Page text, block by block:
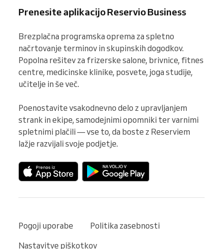
Prenesite aplikacijo Reservio Business
Brezplačna programska oprema za spletno
načrtovanje terminov in skupinskih dogodkov.
Popolna rešitev za frizerske salone, brivnice, fitnes
centre, medicinske klinike, posvete, joga studije,
učitelje in še več.
Poenostavite vsakodnevno delo z upravljanjem
strank in ekipe, samodejnimi opomniki ter varnimi
spletnimi plačili — vse to, da boste z Reserviem
lažje razvijali svoje podjetje.
Pogoji uporabe
Politika zasebnosti
Nastavitve piškotkov